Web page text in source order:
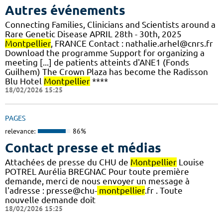
Autres événements
Connecting Families, Clinicians and Scientists around a
Rare Genetic Disease APRIL 28th - 30th, 2025
Montpellier, FRANCE Contact : nathalie.arhel@cnrs.fr
Download the programme Support for organizing a
meeting [...] de patients atteints d'ANE1 (Fonds
Guilhem) The Crown Plaza has become the Radisson
Blu Hotel Montpellier ****
18/02/2026 15:25
PAGES
relevance: 86%
Contact presse et médias
Attachées de presse du CHU de Montpellier Louise
POTREL Aurélia BREGNAC Pour toute première
demande, merci de nous envoyer un message à
l'adresse : presse@chu- montpellier.fr . Toute
nouvelle demande doit
18/02/2026 15:25